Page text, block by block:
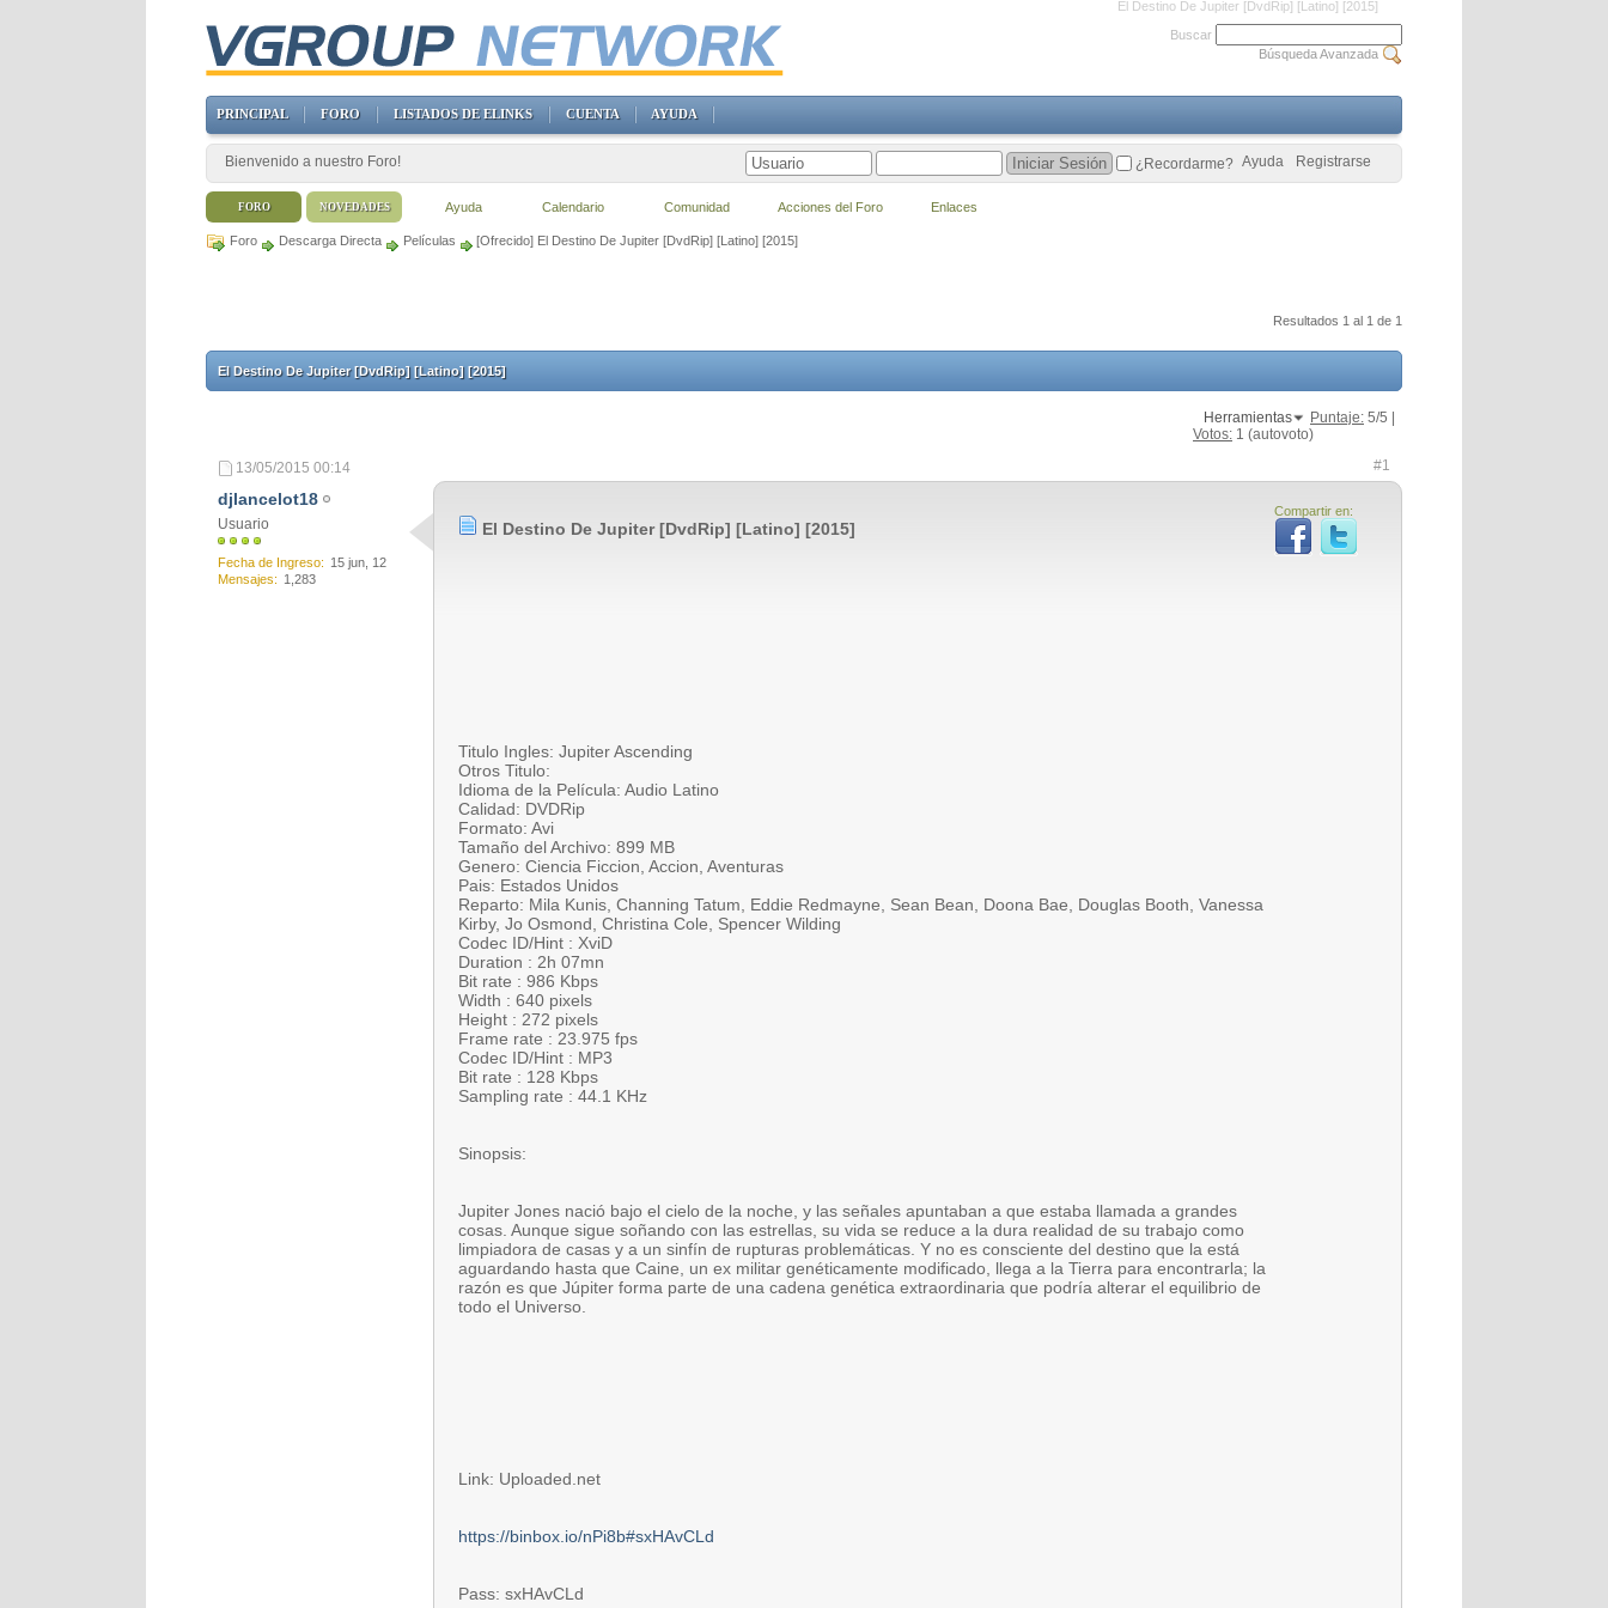
El Destino De Jupiter [DvdRip] [Latino] [2015]
Foro Descarga Directa Películas [Ofrecido] El Destino De Jupiter [DvdRip] [Latino] [2015]
Resultados 1 al 1 de 1
El Destino De Jupiter [DvdRip] [Latino] [2015]
Herramientas Puntaje: 5/5 |
Votos: 1 (autovoto)
13/05/2015 00:14 #1
djlancelot18
Usuario
Fecha de Ingreso
15 jun, 12
Mensajes
1,283
Compartir en:
El Destino De Jupiter [DvdRip] [Latino] [2015]
Titulo Ingles: Jupiter Ascending
Otros Titulo:
Idioma de la Película: Audio Latino
Calidad: DVDRip
Formato: Avi
Tamaño del Archivo: 899 MB
Genero: Ciencia Ficcion, Accion, Aventuras
Pais: Estados Unidos
Reparto: Mila Kunis, Channing Tatum, Eddie Redmayne, Sean Bean, Doona Bae, Douglas Booth, Vanessa
Kirby, Jo Osmond, Christina Cole, Spencer Wilding
Codec ID/Hint : XviD
Duration : 2h 07mn
Bit rate : 986 Kbps
Width : 640 pixels
Height : 272 pixels
Frame rate : 23.975 fps
Codec ID/Hint : MP3
Bit rate : 128 Kbps
Sampling rate : 44.1 KHz
Sinopsis:
Jupiter Jones nació bajo el cielo de la noche, y las señales apuntaban a que estaba llamada a grandes
cosas. Aunque sigue soñando con las estrellas, su vida se reduce a la dura realidad de su trabajo como
limpiadora de casas y a un sinfín de rupturas problemáticas. Y no es consciente del destino que la está
aguardando hasta que Caine, un ex militar genéticamente modificado, llega a la Tierra para encontrarla; la
razón es que Júpiter forma parte de una cadena genética extraordinaria que podría alterar el equilibrio de
todo el Universo.
Link: Uploaded.net
https://binbox.io/nPi8b#sxHAvCLd
Pass: sxHAvCLd
Buscar
Búsqueda Avanzada
PRINCIPAL FORO LISTADOS DE ELINKS CUENTA AYUDA
Bienvenido a nuestro Foro! Registrarse
Ayuda
¿Recordarme?
FORO Ayuda Calendario Comunidad Acciones del Foro Enlaces
NOVEDADES